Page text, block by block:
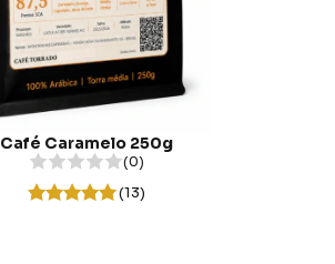
Café Caramelo 250g
(0)
(13)